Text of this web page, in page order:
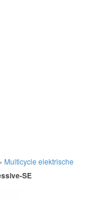
Multicycle elektrische
SE